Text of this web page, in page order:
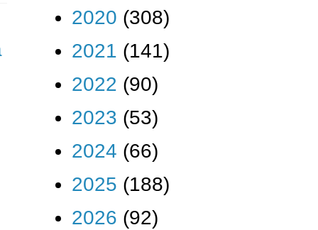
2020 (308)
2021 (141)
2022 (90)
2023 (53)
2024 (66)
2025 (188)
2026 (92)